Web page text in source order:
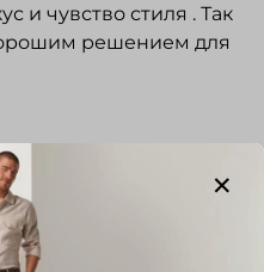
и чувство стиля . Так
решением для